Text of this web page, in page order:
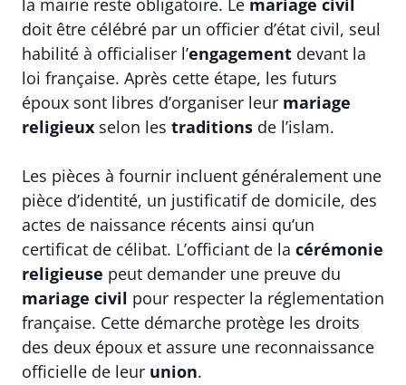
la mairie reste obligatoire. Le mariage civil
doit être célébré par un officier d’état civil, seul
habilité à officialiser l’engagement devant la
loi française. Après cette étape, les futurs
époux sont libres d’organiser leur mariage
religieux selon les traditions de l’islam.
Les pièces à fournir incluent généralement une
pièce d’identité, un justificatif de domicile, des
actes de naissance récents ainsi qu’un
certificat de célibat. L’officiant de la cérémonie
religieuse peut demander une preuve du
mariage civil pour respecter la réglementation
française. Cette démarche protège les droits
des deux époux et assure une reconnaissance
officielle de leur union.